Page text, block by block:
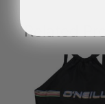
Related